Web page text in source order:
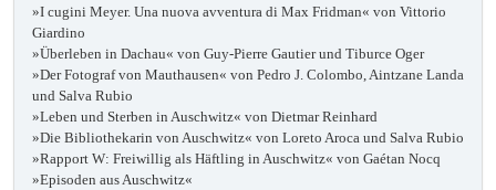
»I cugini Meyer. Una nuova avventura di Max Fridman« von Vittorio
Giardino
»Überleben in Dachau« von Guy-Pierre Gautier und Tiburce Oger
»Der Fotograf von Mauthausen« von Pedro J. Colombo, Aintzane Landa
und Salva Rubio
»Leben und Sterben in Auschwitz« von Dietmar Reinhard
»Die Bibliothekarin von Auschwitz« von Loreto Aroca und Salva Rubio
»Rapport W: Freiwillig als Häftling in Auschwitz« von Gaétan Nocq
»Episoden aus Auschwitz«